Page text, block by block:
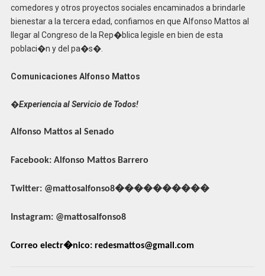
comedores y otros proyectos sociales encaminados a brindarle
bienestar a la tercera edad, confiamos en que Alfonso Mattos al
llegar al Congreso de la Rep�blica legisle en bien de esta
poblaci�n y del pa�s�.
Comunicaciones Alfonso Mattos
�Experiencia al Servicio de Todos!
Alfonso Mattos al Senado
Facebook: Alfonso Mattos Barrero
Twitter: @mattosalfonso8����������
Instagram: @mattosalfonso8
Correo electr�nico: redesmattos@gmail.com